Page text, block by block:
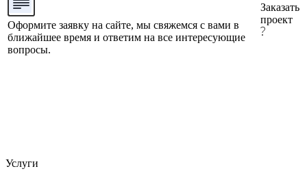
Оформите заявку на сайте, мы свяжемся с вами в
ближайшее время и ответим на все интересующие
вопросы.
Заказать
проект
Услуги